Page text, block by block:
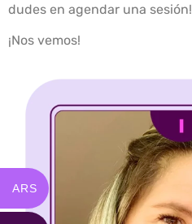
dudes en agendar una sesión!
¡Nos vemos!
ARS